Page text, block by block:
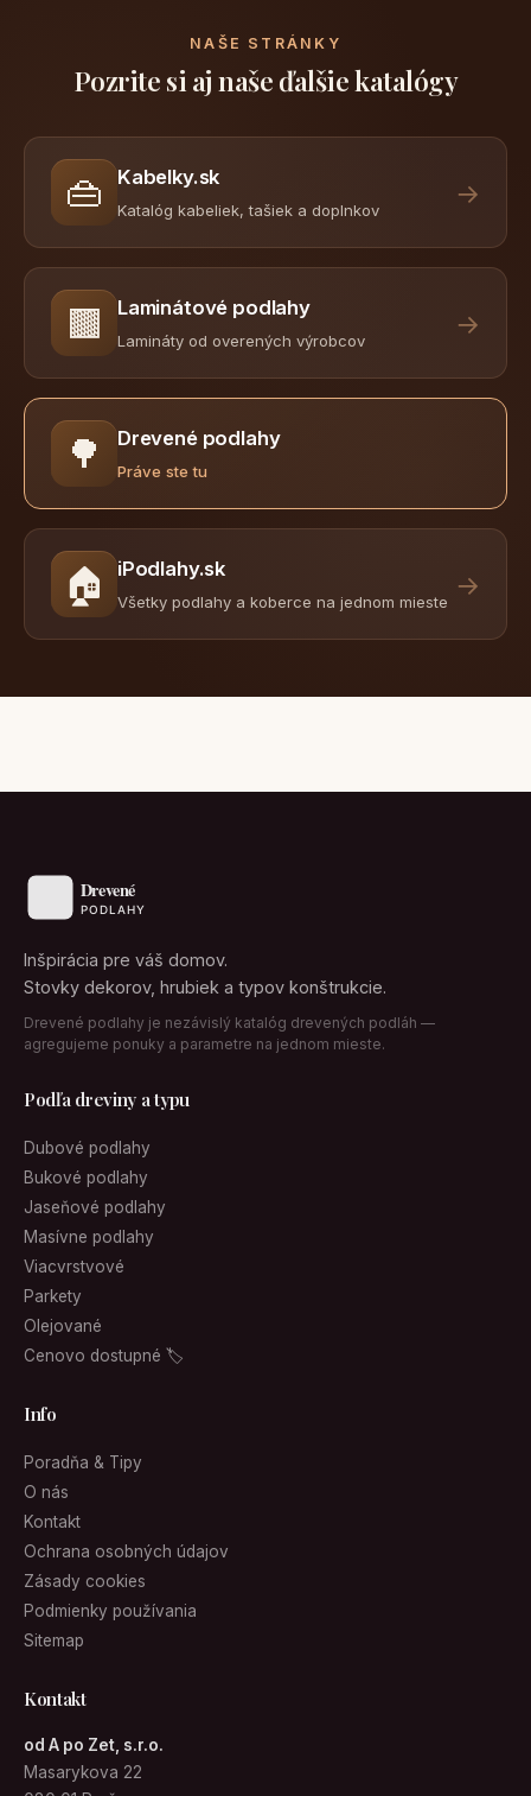
NAŠE STRÁNKY
Pozrite si aj naše ďalšie katalógy
👜 Kabelky.sk
Katalóg kabeliek, tašiek a doplnkov
→
🟫 Laminátové podlahy
Lamináty od overených výrobcov
→
🌳 Drevené podlahy
Práve ste tu
🏠 iPodlahy.sk
Všetky podlahy a koberce na jednom mieste
→
Inšpirácia pre váš domov.
Stovky dekorov, hrubiek a typov konštrukcie.
Drevené podlahy je nezávislý katalóg drevených podláh —
agregujeme ponuky a parametre na jednom mieste.
Podľa dreviny a typu
Dubové podlahy
Bukové podlahy
Jaseňové podlahy
Masívne podlahy
Viacvrstvové
Parkety
Olejované
Cenovo dostupné 🏷
Info
Poradňa & Tipy
O nás
Kontakt
Ochrana osobných údajov
Zásady cookies
Podmienky používania
Sitemap
Kontakt
od A po Zet, s.r.o.
Masarykova 22